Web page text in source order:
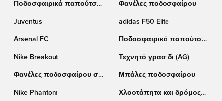
Ποδοσφαιρικά παπούτσια
Φανέλες ποδοσφαίρου
Juventus adidas F50 Elite
Arsenal FC
Ποδοσφαιρικά παπούτσια
Nike Breakout
Τεχνητό γρασίδι (AG)
Φανέλες ποδοσφαίρου σε
Μπάλες ποδοσφαίρου
Nike Phantom
Χλοοτάπητα και δρόμος